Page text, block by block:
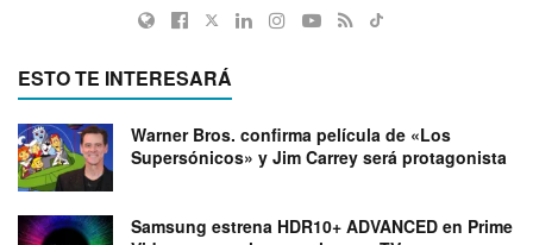
ESTO TE INTERESARÁ
Warner Bros. confirma película de «Los
Supersónicos» y Jim Carrey será protagonista
Samsung estrena HDR10+ ADVANCED en Prime